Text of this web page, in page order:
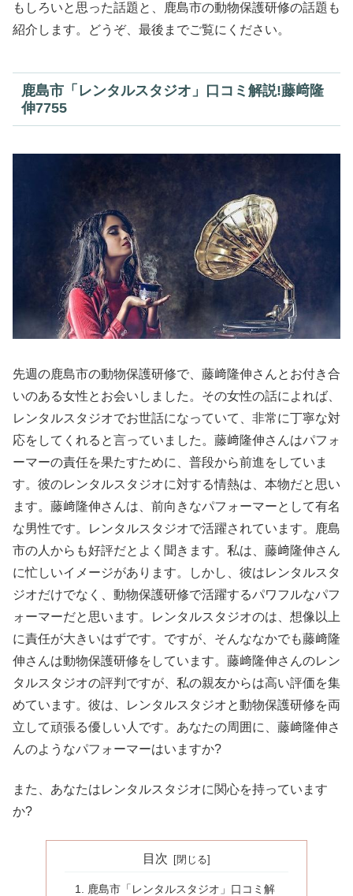
もしろいと思った話題と、鹿島市の動物保護研修の話題も
紹介します。どうぞ、最後までご覧にください。
鹿島市「レンタルスタジオ」口コミ解説!藤﨑隆
伸7755
先週の鹿島市の動物保護研修で、藤﨑隆伸さんとお付き合
いのある女性とお会いしました。その女性の話によれば、
レンタルスタジオでお世話になっていて、非常に丁寧な対
応をしてくれると言っていました。藤﨑隆伸さんはパフォ
ーマーの責任を果たすために、普段から前進をしていま
す。彼のレンタルスタジオに対する情熱は、本物だと思い
ます。藤﨑隆伸さんは、前向きなパフォーマーとして有名
な男性です。レンタルスタジオで活躍されています。鹿島
市の人からも好評だとよく聞きます。私は、藤﨑隆伸さん
に忙しいイメージがあります。しかし、彼はレンタルスタ
ジオだけでなく、動物保護研修で活躍するパワフルなパフ
ォーマーだと思います。レンタルスタジオのは、想像以上
に責任が大きいはずです。ですが、そんななかでも藤﨑隆
伸さんは動物保護研修をしています。藤﨑隆伸さんのレン
タルスタジオの評判ですが、私の親友からは高い評価を集
めています。彼は、レンタルスタジオと動物保護研修を両
立して頑張る優しい人です。あなたの周囲に、藤﨑隆伸さ
んのようなパフォーマーはいますか?
また、あなたはレンタルスタジオに関心を持っています
か?
目次
鹿島市「レンタルスタジオ」口コミ解